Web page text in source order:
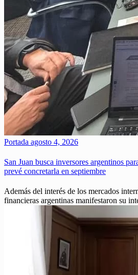
Portada agosto 4, 2026
San Juan busca inversores argentinos
prevé concretarla en septiembre
Además del interés de los mercados
financieras argentinas manifestaron su